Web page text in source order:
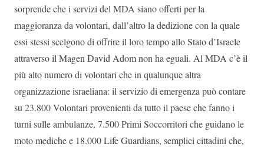
sorprende che i servizi del MDA siano offerti per la
maggioranza da volontari, dall’altro la dedizione con la quale
essi stessi scelgono di offrire il loro tempo allo Stato d’Israele
attraverso il Magen David Adom non ha eguali. Al MDA c’è il
più alto numero di volontari che in qualunque altra
organizzazione israeliana: il servizio di emergenza può contare
su 23.800 Volontari provenienti da tutto il paese che fanno i
turni sulle ambulanze, 7.500 Primi Soccorritori che guidano le
moto mediche e 18.000 Life Guardians, semplici cittadini che,